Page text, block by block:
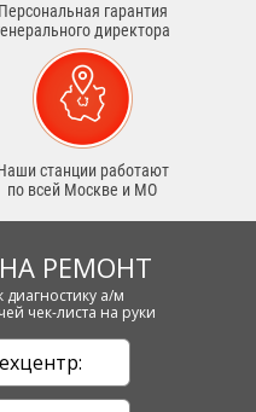
Персональная гарантия
директора
станции работают
по всей Москве и МО
РЕМОНТ
диагностику а/м
чек-листа на руки